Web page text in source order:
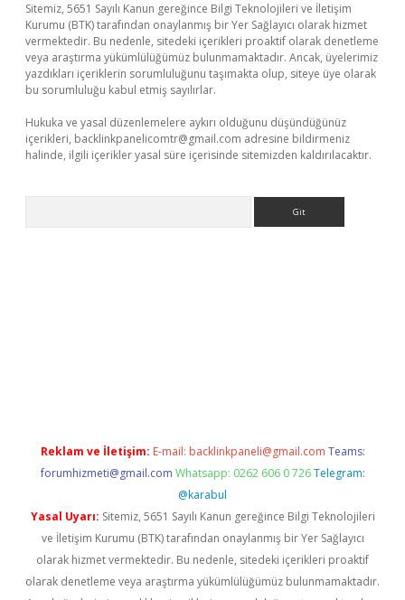
Sitemiz, 5651 Sayılı Kanun gereğince Bilgi Teknolojileri ve İletişim
Kurumu (BTK) tarafından onaylanmış bir Yer Sağlayıcı olarak hizmet
vermektedir. Bu nedenle, sitedeki içerikleri proaktif olarak denetleme
veya araştırma yükümlülüğümüz bulunmamaktadır. Ancak, üyelerimiz
yazdıkları içeriklerin sorumluluğunu taşımakta olup, siteye üye olarak
bu sorumluluğu kabul etmiş sayılırlar.
Hukuka ve yasal düzenlemelere aykırı olduğunu düşündüğünüz
içerikleri, backlinkpanelicomtr@gmail.com adresine bildirmeniz
halinde, ilgili içerikler yasal süre içerisinde sitemizden kaldırılacaktır.
Reklam ve İletişim: E-mail: backlinkpaneli@gmail.com Teams:
forumhizmeti@gmail.com Whatsapp: 0262 606 0 726 Telegram:
@karabul
Yasal Uyarı: Sitemiz, 5651 Sayılı Kanun gereğince Bilgi Teknolojileri
ve İletişim Kurumu (BTK) tarafından onaylanmış bir Yer Sağlayıcı
olarak hizmet vermektedir. Bu nedenle, sitedeki içerikleri proaktif
olarak denetleme veya araştırma yükümlülüğümüz bulunmamaktadır.